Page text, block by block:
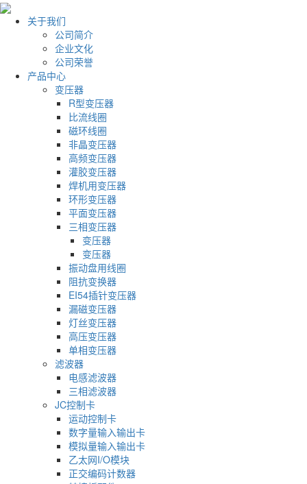
关于我们
公司简介
企业文化
公司荣誉
产品中心
变压器
R型变压器
比流线圈
磁环线圈
非晶变压器
高频变压器
灌胶变压器
焊机用变压器
环形变压器
平面变压器
三相变压器
变压器
变压器
振动盘用线圈
阻抗变换器
EI54插针变压器
漏磁变压器
灯丝变压器
高压变压器
单相变压器
滤波器
电感滤波器
三相滤波器
JC控制卡
运动控制卡
数字量输入输出卡
模拟量输入输出卡
乙太网I/O模块
正交编码计数器